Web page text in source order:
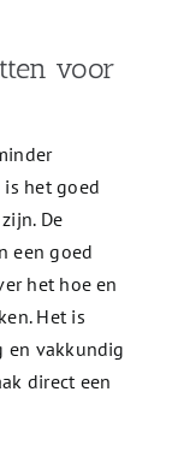
voor
is het goed
De
een goed
het hoe en
Het is
en vakkundig
direct een